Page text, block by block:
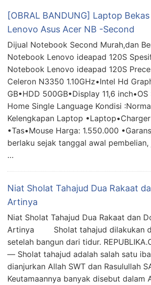
[OBRAL BANDUNG] Laptop
Lenovo Asus Acer NB -Second
Dijual Notebook Second Murah,dan
Notebook Lenovo ideapad 120S
Notebook Lenovo ideapad 120S
Celeron N3350 1.10GHz•Intel Hd
GB•HDD 500GB•Display 11,6
Home Single Language Kondisi
Kelengkapan Laptop
•Tas•Mouse Harga: 1.550.000
berlaku sejak tanggal awal
…
Niat Sholat Tahajud Dua Rakaat
Artinya
Niat Sholat Tahajud Dua Rakaat dan
Artinya Sholat tahajud dilakukan
setelah bangun dari tidur.
— Sholat tahajud adalah salah satu
dianjurkan Allah SWT dan Rasulullah
Keutamaannya banyak disebut dalam